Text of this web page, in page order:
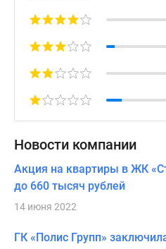
Новости компании
Акция на квартиры в ЖК
до 660 тысяч рублей
14 июня 2022
ГК «Полис Групп»